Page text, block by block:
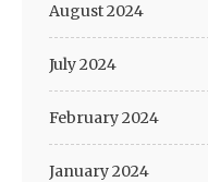
August 2024
July 2024
February 2024
January 2024